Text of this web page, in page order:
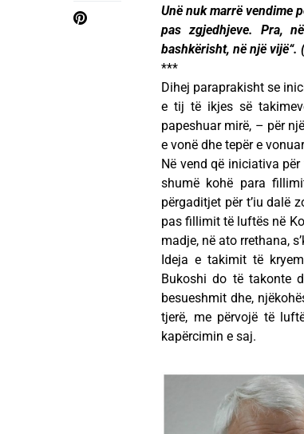
Unë nuk marrë vendime
pas zgjedhjeve. Pra,
bashkërisht, në një
***
Dihej paraprakisht se
e tij të ikjes së
papeshuar mirë, – për
e vonë dhe tepër e
Në vend që iniciativa
shumë kohë para
përgaditjet për t’iu dalë
pas fillimit të luftës në
madje, në ato rrethana,
Ideja e takimit të
Bukoshi do të takonte
besueshmit dhe,
tjerë, me përvojë të
kapërcimin e saj.